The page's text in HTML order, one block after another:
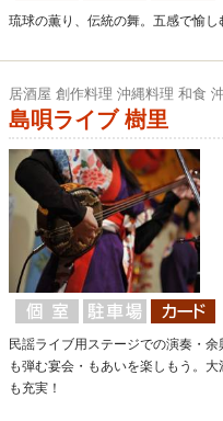
琉球の薫り、伝統の舞。五感で愉し
居酒屋 創作料理 沖縄料理 和食
島唄ライブ 樹里
民謡ライブ用ステージでの演奏・
も弾む宴会・もあいを楽しもう。
も充実！